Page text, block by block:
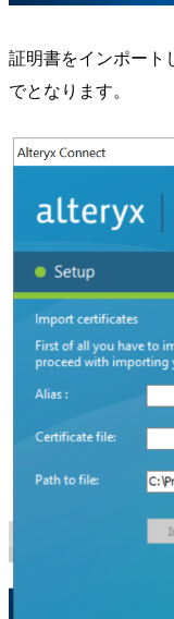
証明書をインポート
でとなります。